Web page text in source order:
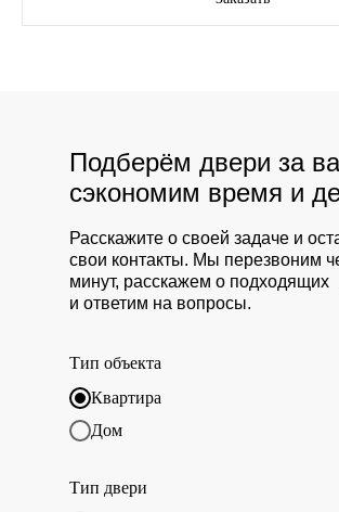
Тип объекта
Квартира
Дом
Тип двери
Расскажите о своей задаче и
свои контакты. Мы перезвоним
минут, расскажем о
и ответим на вопросы.
Подберём двери за
сэкономим время и